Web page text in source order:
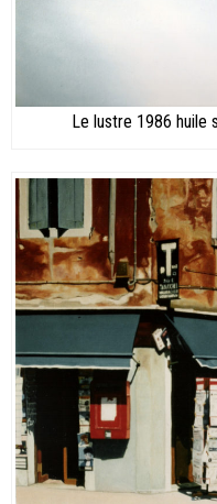
Le lustre 1986 huile